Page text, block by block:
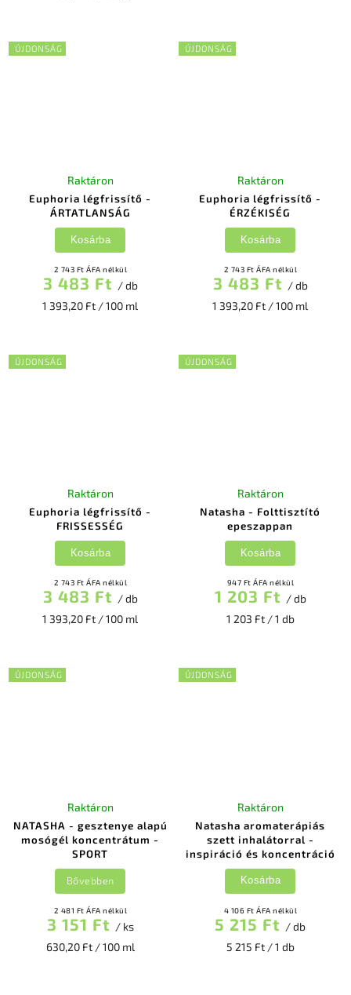
ÚJDONSÁG
Euphoria légfrissítő -
ÁRTATLANSÁG
Raktáron
2 743 Ft ÁFA nélkül
3 483 Ft / db
1 393,20 Ft / 100 ml
Kosárba
ÚJDONSÁG
Euphoria légfrissítő -
ÉRZÉKISÉG
Raktáron
2 743 Ft ÁFA nélkül
3 483 Ft / db
1 393,20 Ft / 100 ml
Kosárba
ÚJDONSÁG
Euphoria légfrissítő -
FRISSESSÉG
Raktáron
2 743 Ft ÁFA nélkül
3 483 Ft / db
1 393,20 Ft / 100 ml
Kosárba
ÚJDONSÁG
Natasha - Folttisztító
epeszappan
Raktáron
947 Ft ÁFA nélkül
1 203 Ft / db
1 203 Ft / 1 db
Kosárba
ÚJDONSÁG
NATASHA - gesztenye alapú
mosógél koncentrátum -
SPORT
Raktáron
2 481 Ft ÁFA nélkül
3 151 Ft / ks
630,20 Ft / 100 ml
Bővebben
ÚJDONSÁG
Natasha aromaterápiás
szett inhalátorral -
inspiráció és koncentráció
Raktáron
4 106 Ft ÁFA nélkül
5 215 Ft / db
5 215 Ft / 1 db
Kosárba